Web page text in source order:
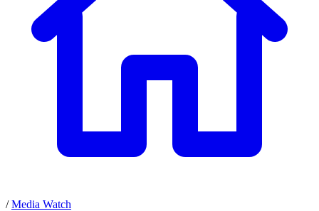
/ Media Watch